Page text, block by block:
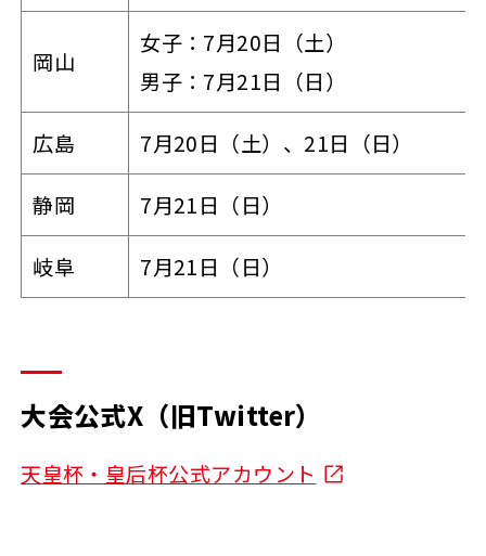
岡山
女子：7月20日（土）
男子：7月21日（日）
広島 7月20日（土）、21日（日）
静岡 7月21日（日）
岐阜 7月21日（日）
大会公式X（旧Twitter）
天皇杯・皇后杯公式アカウント